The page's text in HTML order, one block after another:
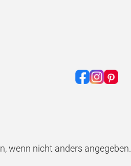
wenn nicht anders angegeben.